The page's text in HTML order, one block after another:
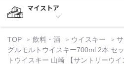
マイストア
TOP 飲料・酒 ウイスキー
グルモルトウイスキー700ml 2本 セ
トウイスキー 山崎 【サントリーウイ